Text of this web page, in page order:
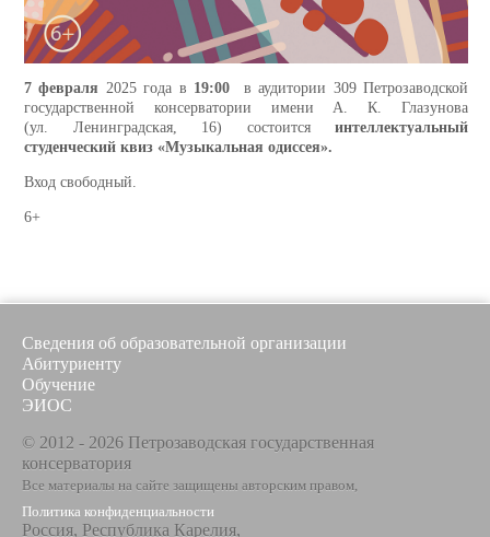
7 февраля 2025 года в 19:00 в аудитории 309 Петрозаводской
государственной консерватории имени А. К. Глазунова
(ул. Ленинградская, 16) состоится интеллектуальный
студенческий квиз «Музыкальная одиссея».
Вход свободный.
6+
Сведения об образовательной организации
Абитуриенту
Обучение
ЭИОС
© 2012 - 2026 Петрозаводская государственная
консерватория
Все материалы на сайте защищены авторским правом,
Политика конфиденциальности
Россия, Республика Карелия,